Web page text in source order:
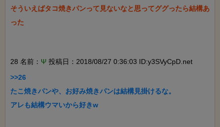
そういえばタコ焼きパンって見ないなと思ってググったら結構あ
った
28 名前： Ψ 投稿日：2018/08/27 0:36:03 ID:y3SVyCpD.net
>>26
たこ焼きパンや、お好み焼きパンは結構見掛けるな。
アレも結構ウマいから好きw